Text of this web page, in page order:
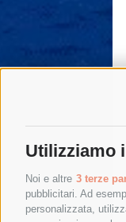
Utilizziamo
Noi e altre 3 terze
pubblicitari. Ad
personalizzata,